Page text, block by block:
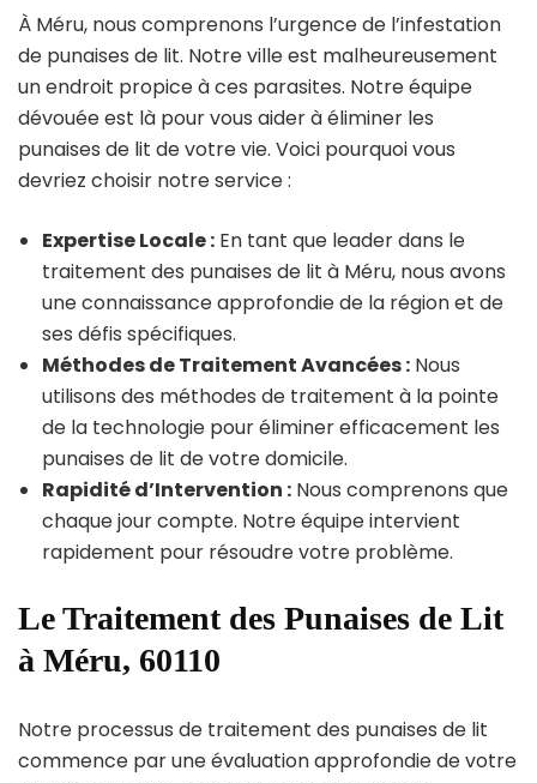
À Méru, nous comprenons l’urgence de l’infestation
de punaises de lit. Notre ville est malheureusement
un endroit propice à ces parasites. Notre équipe
dévouée est là pour vous aider à éliminer les
punaises de lit de votre vie. Voici pourquoi vous
devriez choisir notre service :
Expertise Locale : En tant que leader dans le
traitement des punaises de lit à Méru, nous avons
une connaissance approfondie de la région et de
ses défis spécifiques.
Méthodes de Traitement Avancées : Nous
utilisons des méthodes de traitement à la pointe
de la technologie pour éliminer efficacement les
punaises de lit de votre domicile.
Rapidité d’Intervention : Nous comprenons que
chaque jour compte. Notre équipe intervient
rapidement pour résoudre votre problème.
Le Traitement des Punaises de Lit
à Méru, 60110
Notre processus de traitement des punaises de lit
commence par une évaluation approfondie de votre